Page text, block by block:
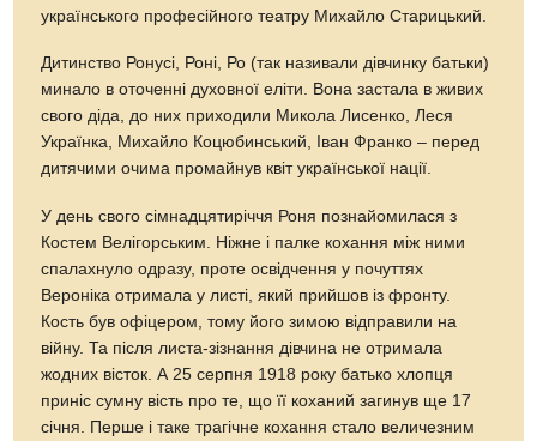
українського професійного театру Михайло Старицький.
Дитинство Ронусі, Роні, Ро (так називали дівчинку батьки)
минало в оточенні духовної еліти. Вона застала в живих
свого діда, до них приходили Микола Лисенко, Леся
Українка, Михайло Коцюбинський, Іван Франко – перед
дитячими очима промайнув квіт української нації.
У день свого сімнадцятиріччя Роня познайомилася з
Костем Велігорським. Ніжне і палке кохання між ними
спалахнуло одразу, проте освідчення у почуттях
Вероніка отримала у листі, який прийшов із фронту.
Кость був офіцером, тому його зимою відправили на
війну. Та після листа-зізнання дівчина не отримала
жодних вісток. А 25 серпня 1918 року батько хлопця
приніс сумну вість про те, що її коханий загинув ще 17
січня. Перше і таке трагічне кохання стало величезним